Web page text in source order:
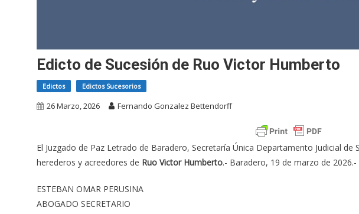
Edicto de Sucesión de Ruo Victor Humberto
Edictos Edictos Sucesorios
26 Marzo, 2026 Fernando Gonzalez Bettendorff
El Juzgado de Paz Letrado de Baradero, Secretaría Única Departamento Judicial
herederos y acreedores de Ruo Victor Humberto.- Baradero, 19 de marzo de 2026.-
ESTEBAN OMAR PERUSINA
ABOGADO SECRETARIO